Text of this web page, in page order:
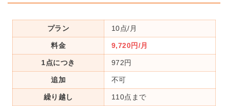
プラン 10点/月
料金 9,720円/月
1点につき 972円
追加 不可
繰り越し 110点まで